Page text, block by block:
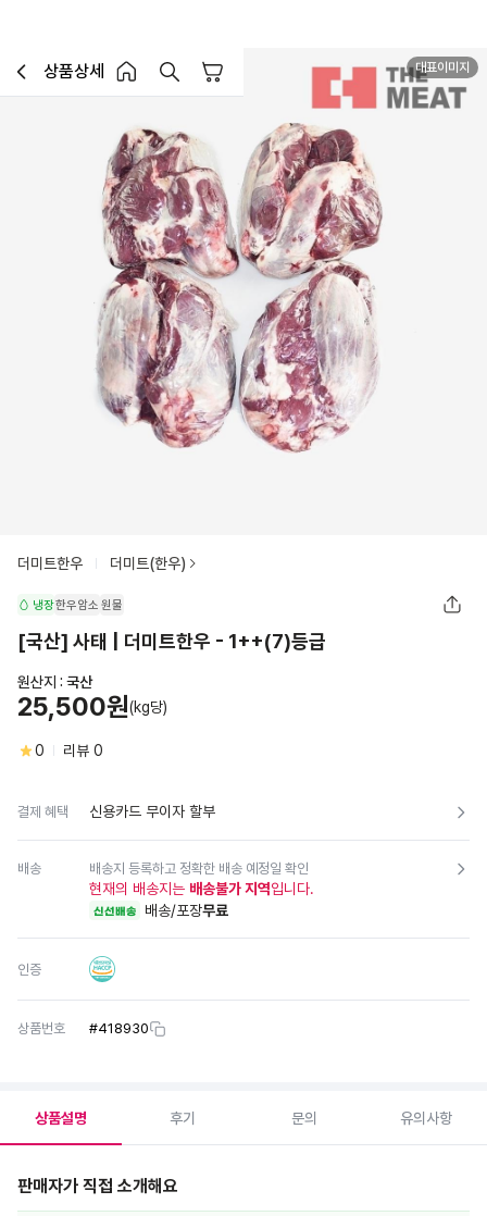
이전페이지로 이동
상품상세
홈 버튼홈 장바구니
대표이미지
더미트한우 더미트(한우)
냉장한우암소 원물
[국산] 사태 | 더미트한우 - 1++(7)등급
원산지 : 국산
25,500원(kg당)
0 리뷰 0
결제 혜택 신용카드 무이자 할부
배송 배송지 등록하고 정확한 배송 예정일 확인
현재의 배송지는 배송불가 지역입니다.
신선배송 배송/포장무료
인증
상품번호 #418930
상품설명 후기 문의 유의사항
판매자가 직접 소개해요